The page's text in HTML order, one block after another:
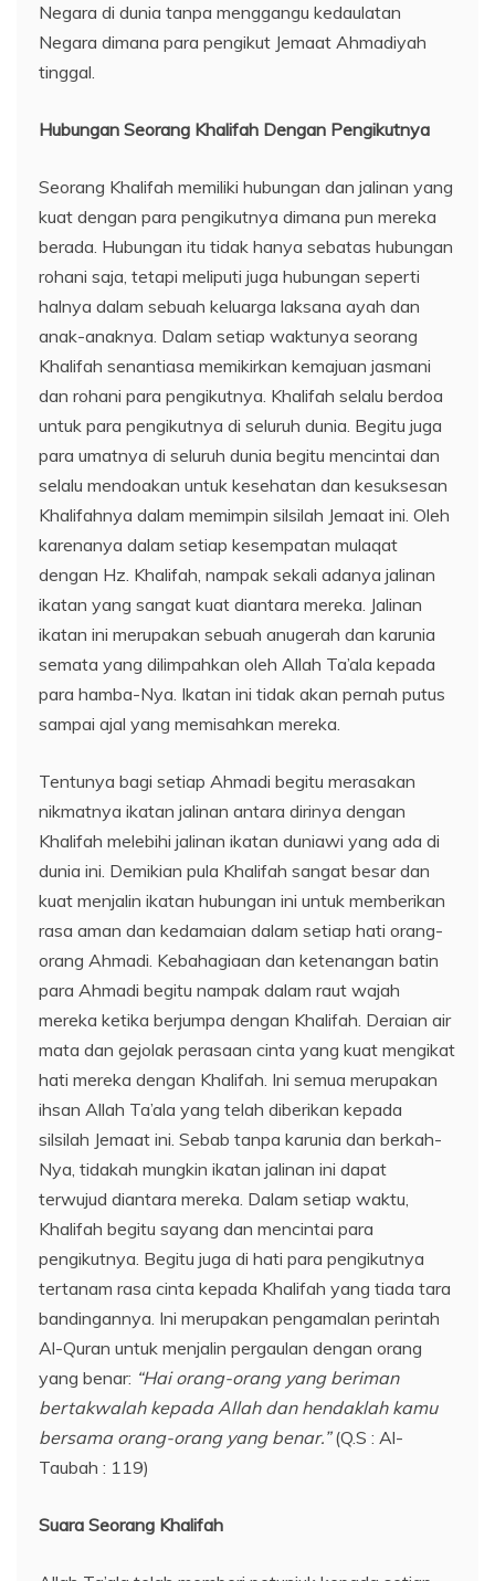
Negara di dunia tanpa menggangu kedaulatan
Negara dimana para pengikut Jemaat Ahmadiyah
tinggal.
Hubungan Seorang Khalifah Dengan Pengikutnya
Seorang Khalifah memiliki hubungan dan jalinan yang
kuat dengan para pengikutnya dimana pun mereka
berada. Hubungan itu tidak hanya sebatas hubungan
rohani saja, tetapi meliputi juga hubungan seperti
halnya dalam sebuah keluarga laksana ayah dan
anak-anaknya. Dalam setiap waktunya seorang
Khalifah senantiasa memikirkan kemajuan jasmani
dan rohani para pengikutnya. Khalifah selalu berdoa
untuk para pengikutnya di seluruh dunia. Begitu juga
para umatnya di seluruh dunia begitu mencintai dan
selalu mendoakan untuk kesehatan dan kesuksesan
Khalifahnya dalam memimpin silsilah Jemaat ini. Oleh
karenanya dalam setiap kesempatan mulaqat
dengan Hz. Khalifah, nampak sekali adanya jalinan
ikatan yang sangat kuat diantara mereka. Jalinan
ikatan ini merupakan sebuah anugerah dan karunia
semata yang dilimpahkan oleh Allah Ta’ala kepada
para hamba-Nya. Ikatan ini tidak akan pernah putus
sampai ajal yang memisahkan mereka.
Tentunya bagi setiap Ahmadi begitu merasakan
nikmatnya ikatan jalinan antara dirinya dengan
Khalifah melebihi jalinan ikatan duniawi yang ada di
dunia ini. Demikian pula Khalifah sangat besar dan
kuat menjalin ikatan hubungan ini untuk memberikan
rasa aman dan kedamaian dalam setiap hati orang-
orang Ahmadi. Kebahagiaan dan ketenangan batin
para Ahmadi begitu nampak dalam raut wajah
mereka ketika berjumpa dengan Khalifah. Deraian air
mata dan gejolak perasaan cinta yang kuat mengikat
hati mereka dengan Khalifah. Ini semua merupakan
ihsan Allah Ta’ala yang telah diberikan kepada
silsilah Jemaat ini. Sebab tanpa karunia dan berkah-
Nya, tidakah mungkin ikatan jalinan ini dapat
terwujud diantara mereka. Dalam setiap waktu,
Khalifah begitu sayang dan mencintai para
pengikutnya. Begitu juga di hati para pengikutnya
tertanam rasa cinta kepada Khalifah yang tiada tara
bandingannya. Ini merupakan pengamalan perintah
Al-Quran untuk menjalin pergaulan dengan orang
yang benar: “Hai orang-orang yang beriman
bertakwalah kepada Allah dan hendaklah kamu
bersama orang-orang yang benar.”(Q.S : Al-
Taubah : 119)
Suara Seorang Khalifah